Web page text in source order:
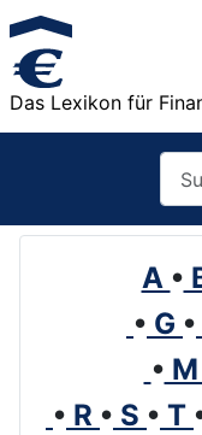
Das Lexikon für
A •
• G •
• M
• R • S • T